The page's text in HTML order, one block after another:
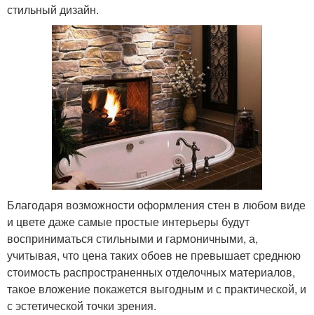
стильный дизайн.
Благодаря возможности оформления стен в любом виде
и цвете даже самые простые интерьеры будут
восприниматься стильными и гармоничными, а,
учитывая, что цена таких обоев не превышает среднюю
стоимость распространенных отделочных материалов,
такое вложение покажется выгодным и с практической, и
с эстетической точки зрения.